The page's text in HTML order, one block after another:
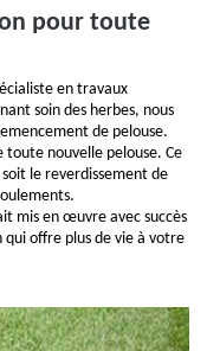
pour toute
en travaux
soin des herbes, nous
de pelouse.
nouvelle pelouse. Ce
le reverdissement de
mis en œuvre avec succès
offre plus de vie à votre